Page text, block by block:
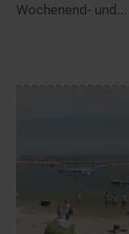
Wochenend- und...